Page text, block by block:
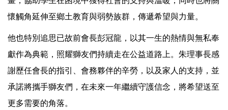
懷觸角延伸至鄉土教育與弱勢族群，傳遞希望與力量。
他也特別追思已故前會長彭冠龍，以其一生的熱情與無私奉
獻作為典範，照耀獅友們持續走在公益道路上。朱理事長感
謝歷任會長的指引、會務夥伴的辛勞，以及家人的支持，並
承諾將攜手獅友們，在未來一年繼續守護信念，將希望送至
更多需要的角落。